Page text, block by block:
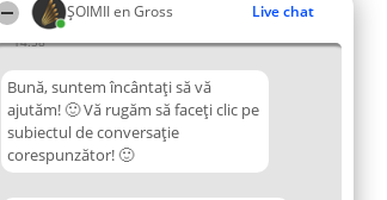
ȘOIMII en Gross Live chat
14:58
Bună, suntem încântați să vă
ajutăm! 🙂 Vă rugăm să faceți clic pe
subiectul de conversație
corespunzător! 🙂